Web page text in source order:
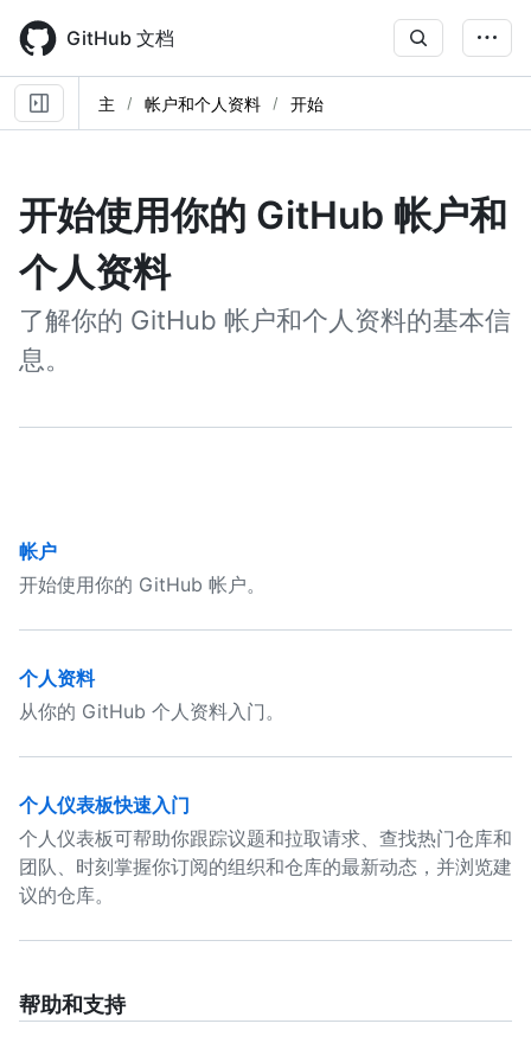
main
content
GitHub 文档
主 帐户和个人资料 开始
开始使用你的 GitHub 帐户和
个人资料
了解你的 GitHub 帐户和个人资料的基本信
息。
帐户
开始使用你的 GitHub 帐户。
个人资料
从你的 GitHub 个人资料入门。
个人仪表板快速入门
个人仪表板可帮助你跟踪议题和拉取请求、查找热门仓库和
团队、时刻掌握你订阅的组织和仓库的最新动态，并浏览建
议的仓库。
帮助和支持